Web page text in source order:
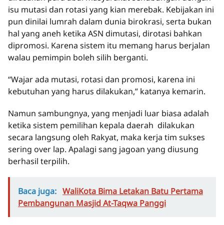
isu mutasi dan rotasi yang kian merebak. Kebijakan ini
pun dinilai lumrah dalam dunia birokrasi, serta bukan
hal yang aneh ketika ASN dimutasi, dirotasi bahkan
dipromosi. Karena sistem itu memang harus berjalan
walau pemimpin boleh silih berganti.
“Wajar ada mutasi, rotasi dan promosi, karena ini
kebutuhan yang harus dilakukan,” katanya kemarin.
Namun sambungnya, yang menjadi luar biasa adalah
ketika sistem pemilihan kepala daerah dilakukan
secara langsung oleh Rakyat, maka kerja tim sukses
sering over lap. Apalagi sang jagoan yang diusung
berhasil terpilih.
Baca juga: WaliKota Bima Letakan Batu Pertama
Pembangunan Masjid At-Taqwa Panggi